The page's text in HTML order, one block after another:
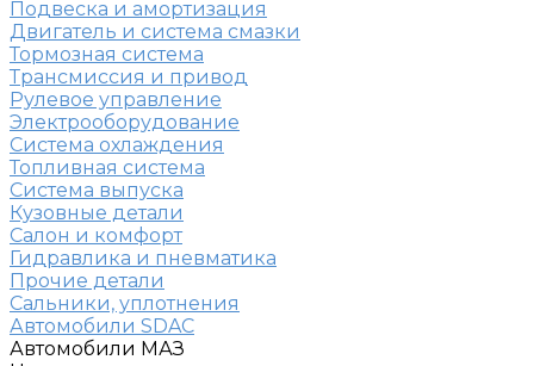
Подвеска и амортизация
Двигатель и система смазки
Тормозная система
Трансмиссия и привод
Рулевое управление
Электрооборудование
Система охлаждения
Топливная система
Система выпуска
Кузовные детали
Салон и комфорт
Гидравлика и пневматика
Прочие детали
Сальники, уплотнения
Автомобили SDAC
Автомобили МАЗ